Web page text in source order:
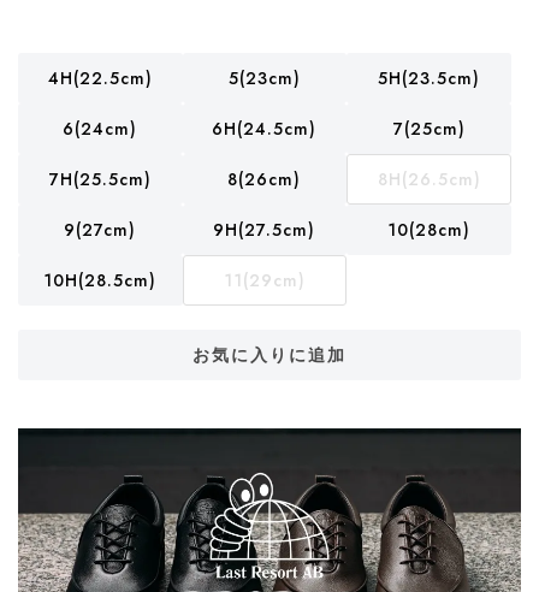
4H(22.5cm) 5(23cm) 5H(23.5cm)
6(24cm) 6H(24.5cm) 7(25cm)
7H(25.5cm) 8(26cm) 8H(26.5cm)
9(27cm) 9H(27.5cm) 10(28cm)
10H(28.5cm) 11(29cm)
お気に入りに追加